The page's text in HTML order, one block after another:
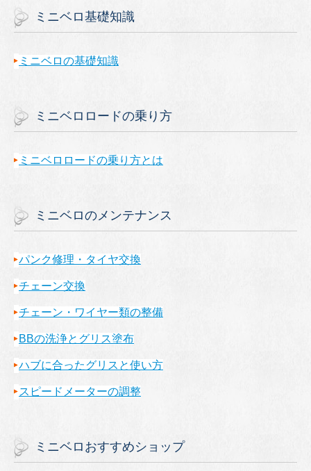
ミニベロ基礎知識
ミニベロの基礎知識
ミニベロロードの乗り方
ミニベロロードの乗り方とは
ミニベロのメンテナンス
パンク修理・タイヤ交換
チェーン交換
チェーン・ワイヤー類の整備
BBの洗浄とグリス塗布
ハブに合ったグリスと使い方
スピードメーターの調整
ミニベロおすすめショップ